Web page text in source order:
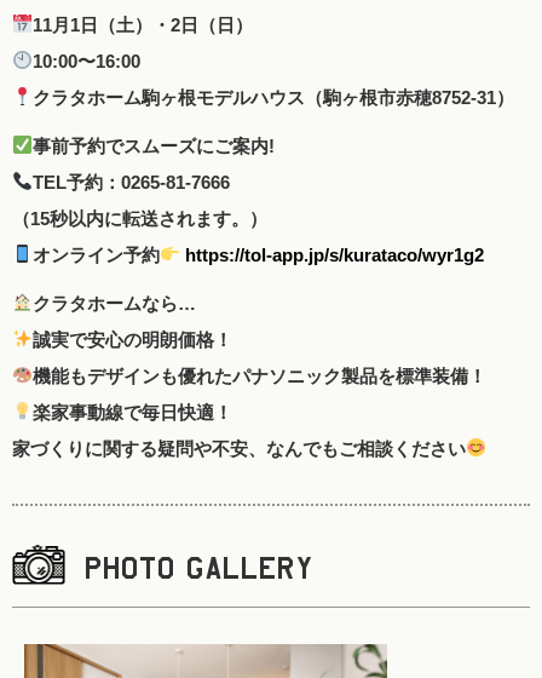
11月1日（土）・2日（日）
10:00〜16:00
クラタホーム駒ヶ根モデルハウス（駒ヶ根市赤穂8752-31）
事前予約でスムーズにご案内!
TEL予約：0265-81-7666
（15秒以内に転送されます。）
オンライン予約
https://tol-app.jp/s/kurataco/wyr1g2
クラタホームなら…
誠実で安心の明朗価格！
機能もデザインも優れたパナソニック製品を標準装備！
楽家事動線で毎日快適！
家づくりに関する疑問や不安、なんでもご相談ください
PHOTO GALLERY